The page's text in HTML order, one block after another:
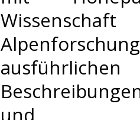
ausführlichen
und